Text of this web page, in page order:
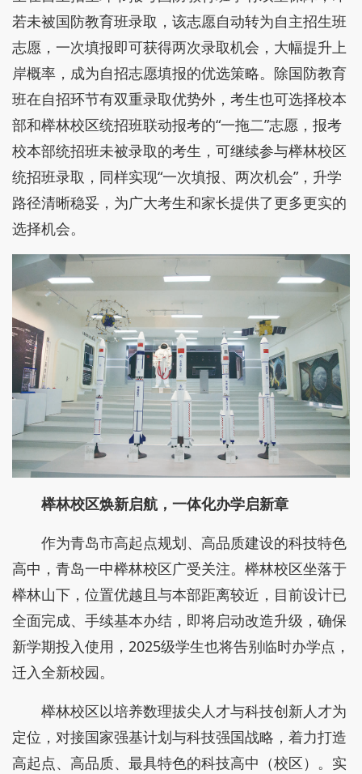
若未被国防教育班录取，该志愿自动转为自主招生班
志愿，一次填报即可获得两次录取机会，大幅提升上
岸概率，成为自招志愿填报的优选策略。除国防教育
班在自招环节有双重录取优势外，考生也可选择校本
部和榉林校区统招班联动报考的“一拖二”志愿，报考
校本部统招班未被录取的考生，可继续参与榉林校区
统招班录取，同样实现“一次填报、两次机会”，升学
路径清晰稳妥，为广大考生和家长提供了更多更实的
选择机会。
榉林校区焕新启航，一体化办学启新章
作为青岛市高起点规划、高品质建设的科技特色
高中，青岛一中榉林校区广受关注。榉林校区坐落于
榉林山下，位置优越且与本部距离较近，目前设计已
全面完成、手续基本办结，即将启动改造升级，确保
新学期投入使用，2025级学生也将告别临时办学点，
迁入全新校园。
榉林校区以培养数理拔尖人才与科技创新人才为
定位，对接国家强基计划与科技强国战略，着力打造
高起点、高品质、最具特色的科技高中（校区）。实